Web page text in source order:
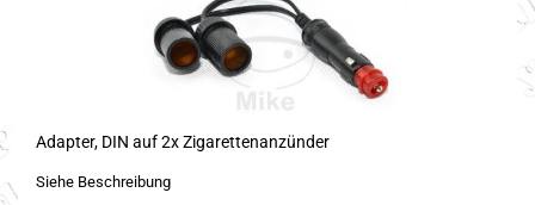
Adapter, DIN auf 2x Zigarettenanzünder
Siehe Beschreibung